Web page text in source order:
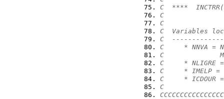
C  ****
C
C
C  Variables
C
C     * NNVA =
C
C     * NLIGRE =
C     * IMELP =
C     * ICDOUR
C